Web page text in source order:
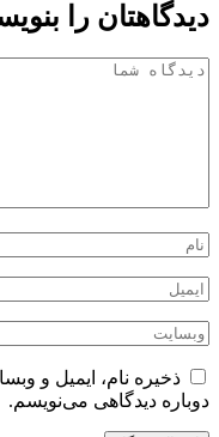
دیدگاهتان را
ذخیره نام، ایمیل و
دوباره دیدگاهی می‌نویسم.